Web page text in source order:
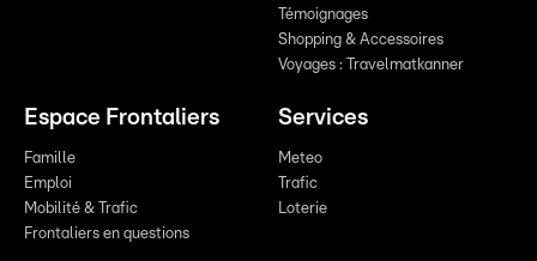
Témoignages
Shopping & Accessoires
Voyages : Travelmatkanner
Espace Frontaliers
Famille
Emploi
Mobilité & Trafic
Frontaliers en questions
Services
Meteo
Trafic
Loterie